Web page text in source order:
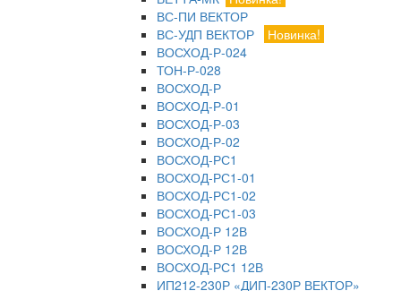
ВС-ПИ ВЕКТОР
ВС-УДП ВЕКТОР
Новинка!
ВОСХОД-Р-024
ТОН-Р-028
ВОСХОД-Р
ВОСХОД-Р-01
ВОСХОД-Р-03
ВОСХОД-Р-02
ВОСХОД-РС1
ВОСХОД-РС1-01
ВОСХОД-РС1-02
ВОСХОД-РС1-03
ВОСХОД-Р 12В
ВОСХОД-Р 12В
ВОСХОД-РС1 12В
ИП212-230Р «ДИП-230Р ВЕКТОР»